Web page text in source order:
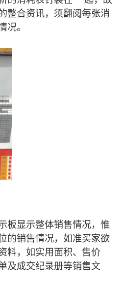
整合资讯，须翻阅每张消
。
板显示整体销售情况，惟
的销售情况，如准买家欲
料，如实用面积、售价
及成交纪录册等销售文